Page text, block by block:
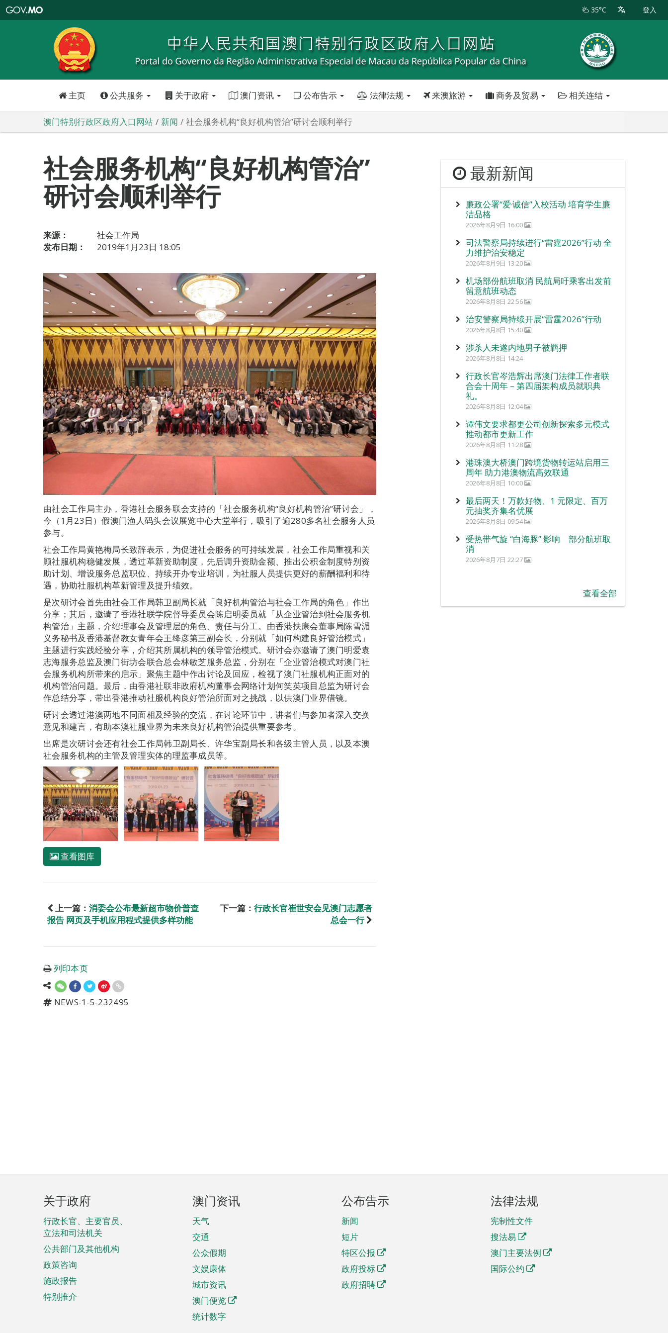
特
政
区
政
口
35°C 登入
主页 公共服务 关于政府 澳门资讯 公布告示 法律法规 来澳旅游 商务及贸易 相关连结
澳门特别行政区政府入口网站 新闻 社会服务机构“良好机构管治”研讨会顺利举行
社会服务机构“良好机构管治”
研讨会顺利举行
来源：
社会工作局
发布日期：
2019年1月23日 18:05
由社会工作局主办，香港社会服务联会支持的「社会服务机构“良好机构管治”研讨会」，
今（1月23日）假澳门渔人码头会议展览中心大堂举行，吸引了逾280多名社会服务人员
参与。
社会工作局黄艳梅局长致辞表示，为促进社会服务的可持续发展，社会工作局重视和关
顾社服机构稳健发展，透过革新资助制度，先后调升资助金额、推出公积金制度特别资
助计划、增设服务总监职位、持续开办专业培训，为社服人员提供更好的薪酬福利和待
遇，协助社服机构革新管理及提升绩效。
是次研讨会首先由社会工作局韩卫副局长就「良好机构管治与社会工作局的角色」作出
分享；其后，邀请了香港社联学院督导委员会陈启明委员就「从企业管治到社会服务机
构管治」主题，介绍理事会及管理层的角色、责任与分工。由香港扶康会董事局陈雪湄
义务秘书及香港基督教女青年会王绛彦第三副会长，分别就「如何构建良好管治模式」
主题进行实践经验分享，介绍其所属机构的领导管治模式。研讨会亦邀请了澳门明爱袁
志海服务总监及澳门街坊会联合总会林敏芝服务总监，分别在「企业管治模式对澳门社
会服务机构所带来的启示」聚焦主题中作出讨论及回应，检视了澳门社服机构正面对的
机构管治问题。最后，由香港社联非政府机构董事会网络计划何笑英项目总监为研讨会
作总结分享，带出香港推动社服机构良好管治所面对之挑战，以供澳门业界借镜。
研讨会透过港澳两地不同面相及经验的交流，在讨论环节中，讲者们与参加者深入交换
意见和建言，有助本澳社服业界为未来良好机构管治提供重要参考。
出席是次研讨会还有社会工作局韩卫副局长、许华宝副局长和各级主管人员，以及本澳
社会服务机构的主管及管理实体的理监事成员等。
查看图库
上一篇： 消委会公布最新超市物价普查
报告 网页及手机应用程式提供多样功能
下一篇： 行政长官崔世安会见澳门志愿者
总会一行
列印本页
NEWS-1-5-232495
最新新闻
廉政公署“爱‧诚信”入校活动 培育学生廉
洁品格
2026年8月9日 16:00
司法警察局持续进行“雷霆2026”行动 全
力维护治安稳定
2026年8月9日 13:20
机场部份航班取消 民航局吁乘客出发前
留意航班动态
2026年8月8日 22:56
治安警察局持续开展“雷霆2026”行动
2026年8月8日 15:40
涉杀人未遂内地男子被羁押
2026年8月8日 14:24
行政长官岑浩辉出席澳门法律工作者联
合会十周年 – 第四届架构成员就职典
礼。
2026年8月8日 12:04
谭伟文要求都更公司创新探索多元模式
推动都市更新工作
2026年8月8日 11:28
港珠澳大桥澳门跨境货物转运站启用三
周年 助力港澳物流高效联通
2026年8月8日 10:00
最后两天！万款好物、1 元限定、百万
元抽奖齐集名优展
2026年8月8日 09:54
受热带气旋 “白海豚” 影响 部分航班取
消
2026年8月7日 22:27
查看全部
页
脚
菜
单
关于政府
行政长官、主要官员、
立法和司法机关
公共部门及其他机构
政策咨询
施政报告
特别推介
澳门资讯
天气
交通
公众假期
文娱康体
城市资讯
澳门便览
统计数字
公布告示
新闻
短片
特区公报
政府投标
政府招聘
法律法规
宪制性文件
搜法易
澳门主要法例
国际公约